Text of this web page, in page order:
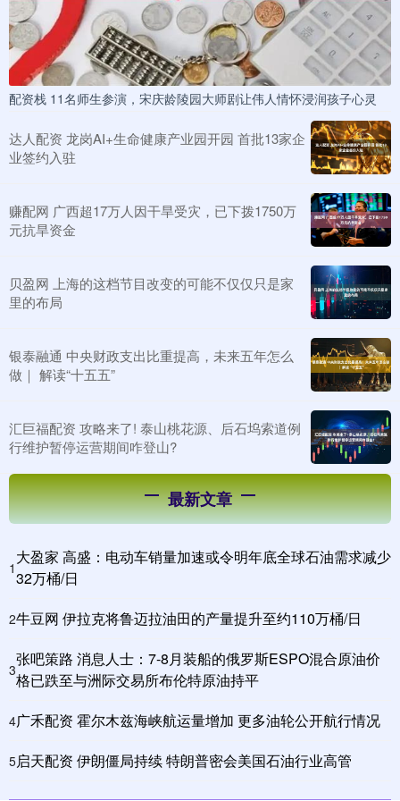
配资栈 11名师生参演，宋庆龄陵园大师剧让伟人情怀浸润孩子心灵
达人配资 龙岗AI+生命健康产业园开园 首批13家企
业签约入驻
赚配网 广西超17万人因干旱受灾，已下拨1750万
元抗旱资金
贝盈网 上海的这档节目改变的可能不仅仅只是家
里的布局
银泰融通 中央财政支出比重提高，未来五年怎么
做｜ 解读“十五五”
汇巨福配资 攻略来了! 泰山桃花源、后石坞索道例
行维护暂停运营期间咋登山?
最新文章
1
大盈家 高盛：电动车销量加速或令明年底全球石油需求减少
32万桶/日
2牛豆网 伊拉克将鲁迈拉油田的产量提升至约110万桶/日
3
张吧策路 消息人士：7-8月装船的俄罗斯ESPO混合原油价
格已跌至与洲际交易所布伦特原油持平
4广禾配资 霍尔木兹海峡航运量增加 更多油轮公开航行情况
5启天配资 伊朗僵局持续 特朗普密会美国石油行业高管